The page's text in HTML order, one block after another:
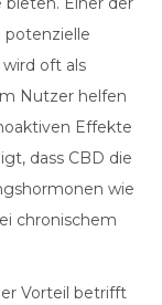
oft als
Nutzer helfen
Effekte
dass CBD die
wie
chronischem
Vorteil betrifft